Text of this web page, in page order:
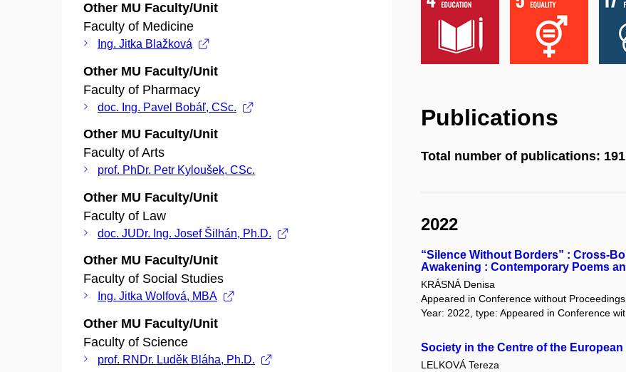
Other MU Faculty/Unit
Faculty of Medicine
Ing. Jitka Blažková
Other MU Faculty/Unit
Faculty of Pharmacy
doc. Ing. Pavel Bobáľ, CSc.
Other MU Faculty/Unit
Faculty of Arts
prof. PhDr. Petr Kyloušek, CSc.
Other MU Faculty/Unit
Faculty of Law
doc. JUDr. Ing. Josef Šilhán, Ph.D.
Other MU Faculty/Unit
Faculty of Social Studies
Ing. Jitka Wolfová, MBA
Other MU Faculty/Unit
Faculty of Science
prof. RNDr. Luděk Bláha, Ph.D.
Publications
Total number of publications: 191
2022
“Silence Without Borders” : Cross-
Awakening : Contemporary Poems
KRÁSNÁ Denisa
Appeared in Conference without Proceedings
Year: 2022, type: Appeared in Conference
Society in the Centre of the
LELKOVÁ Tereza